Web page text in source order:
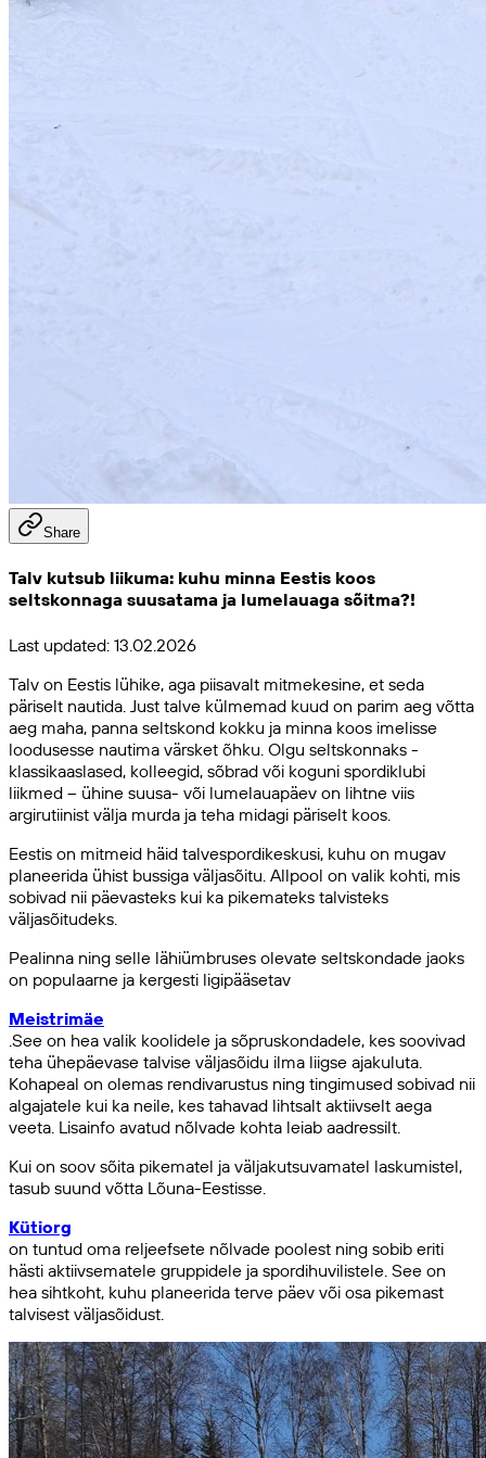
Share
Talv kutsub liikuma: kuhu minna Eestis koos
seltskonnaga suusatama ja lumelauaga sõitma?!
Last updated: 13.02.2026
Talv on Eestis lühike, aga piisavalt mitmekesine, et seda
päriselt nautida. Just talve külmemad kuud on parim aeg võtta
aeg maha, panna seltskond kokku ja minna koos imelisse
loodusesse nautima värsket õhku. Olgu seltskonnaks -
klassikaaslased, kolleegid, sõbrad või koguni spordiklubi
liikmed – ühine suusa- või lumelauapäev on lihtne viis
argirutiinist välja murda ja teha midagi päriselt koos.
Eestis on mitmeid häid talvespordikeskusi, kuhu on mugav
planeerida ühist bussiga väljasõitu. Allpool on valik kohti, mis
sobivad nii päevasteks kui ka pikemateks talvisteks
väljasõitudeks.
Pealinna ning selle lähiümbruses olevate seltskondade jaoks
on populaarne ja kergesti ligipääsetav
Meistrimäe
.See on hea valik koolidele ja sõpruskondadele, kes soovivad
teha ühepäevase talvise väljasõidu ilma liigse ajakuluta.
Kohapeal on olemas rendivarustus ning tingimused sobivad nii
algajatele kui ka neile, kes tahavad lihtsalt aktiivselt aega
veeta. Lisainfo avatud nõlvade kohta leiab aadressilt.
Kui on soov sõita pikematel ja väljakutsuvamatel laskumistel,
tasub suund võtta Lõuna-Eestisse.
Kütiorg
on tuntud oma reljeefsete nõlvade poolest ning sobib eriti
hästi aktiivsematele gruppidele ja spordihuvilistele. See on
hea sihtkoht, kuhu planeerida terve päev või osa pikemast
talvisest väljasõidust.